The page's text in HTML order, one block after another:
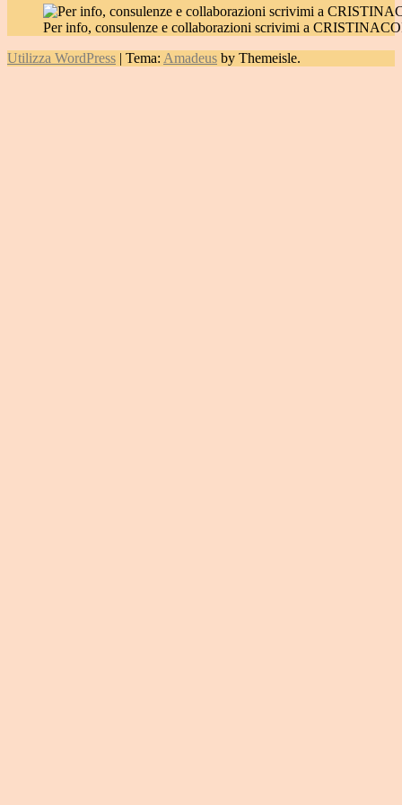
Per info, consulenze e collaborazioni scrivimi a
Utilizza WordPress | Tema: Amadeus by Themeisle.